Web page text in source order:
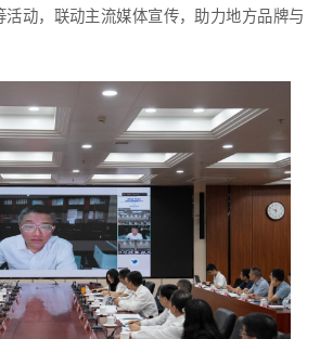
动，联动主流媒体宣传，助力地方品牌与